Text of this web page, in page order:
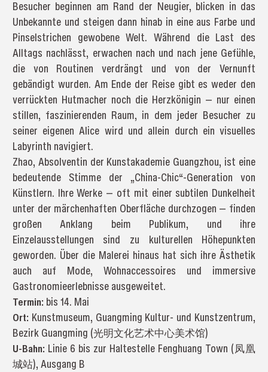
Besucher beginnen am Rand der Neugier, blicken in das
Unbekannte und steigen dann hinab in eine aus Farbe und
Pinselstrichen gewobene Welt. Während die Last des
Alltags nachlässt, erwachen nach und nach jene Gefühle,
die von Routinen verdrängt und von der Vernunft
gebändigt wurden. Am Ende der Reise gibt es weder den
verrückten Hutmacher noch die Herzkönigin — nur einen
stillen, faszinierenden Raum, in dem jeder Besucher zu
seiner eigenen Alice wird und allein durch ein visuelles
Labyrinth navigiert.
Zhao, Absolventin der Kunstakademie Guangzhou, ist eine
bedeutende Stimme der „China-Chic“-Generation von
Künstlern. Ihre Werke — oft mit einer subtilen Dunkelheit
unter der märchenhaften Oberfläche durchzogen — finden
großen Anklang beim Publikum, und ihre
Einzelausstellungen sind zu kulturellen Höhepunkten
geworden. Über die Malerei hinaus hat sich ihre Ästhetik
auch auf Mode, Wohnaccessoires und immersive
Gastronomieerlebnisse ausgeweitet.
Termin: bis 14. Mai
Ort: Kunstmuseum, Guangming Kultur- und Kunstzentrum,
Bezirk Guangming (光明文化艺术中心美术馆)
U-Bahn: Linie 6 bis zur Haltestelle Fenghuang Town (凤凰
城站), Ausgang B